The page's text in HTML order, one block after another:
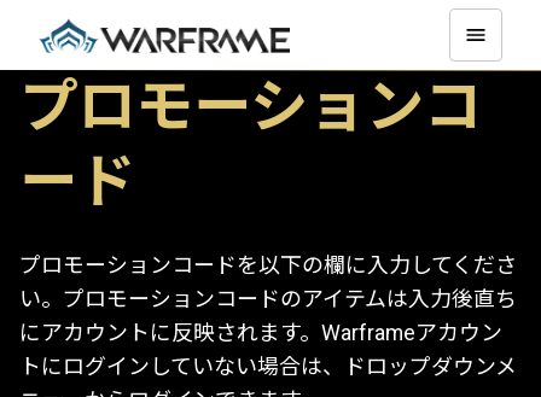
プロモーションコ
ード
プロモーションコードを以下の欄に入力してくださ
い。プロモーションコードのアイテムは入力後直ち
にアカウントに反映されます。Warframeアカウン
トにログインしていない場合は、ドロップダウンメ